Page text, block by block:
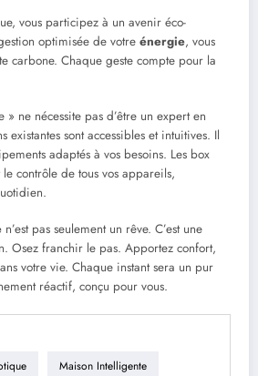
vous participez à un avenir éco-
optimisée de votre énergie, vous
carbone. Chaque geste compte pour la
ne nécessite pas d’être un expert en
existantes sont accessibles et intuitives. Il
adaptés à vos besoins. Les box
contrôle de tous vos appareils,
n’est pas seulement un rêve. C’est une
Osez franchir le pas. Apportez confort,
votre vie. Chaque instant sera un pur
réactif, conçu pour vous.
Maison Intelligente